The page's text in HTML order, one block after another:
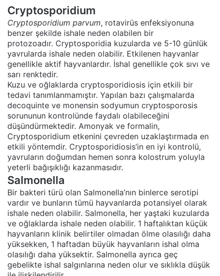
Cryptosporidium
Cryptosporidium parvum, rotavirüs enfeksiyonuna
benzer şekilde ishale neden olabilen bir
protozoadır. Cryptosporidia kuzularda ve 5-10 günlük
yavrularda ishale neden olabilir. Etkilenen hayvanlar
genellikle aktif hayvanlardır. İshal genellikle çok sıvı ve
sarı renktedir.
Kuzu ve oğlaklarda cryptosporidiosis için etkili bir
tedavi tanımlanmamıştır. Yapılan bazı çalışmalarda
decoquinte ve monensin sodyumun cryptosporosis
sorununun kontrolünde faydalı olabileceğini
düşündürmektedir. Amonyak ve formalin,
Cryptosporidium etkenini çevreden uzaklaştırmada en
etkili yöntemdir. Cryptosporidiosis’in en iyi kontrolü,
yavruların doğumdan hemen sonra kolostrum yoluyla
yeterli bağışıklığı kazanmasıdır.
Salmonella
Bir bakteri türü olan Salmonella’nın binlerce serotipi
vardır ve bunların tümü hayvanlarda potansiyel olarak
ishale neden olabilir. Salmonella, her yaştaki kuzularda
ve oğlaklarda ishale neden olabilir. 1 haftalıktan küçük
hayvanların klinik belirtiler olmadan ölme olasılığı daha
yüksekken, 1 haftadan büyük hayvanların ishal olma
olasılığı daha yüksektir. Salmonella ayrıca geç
gebelikte ishal salgınlarına neden olur ve sıklıkla düşük